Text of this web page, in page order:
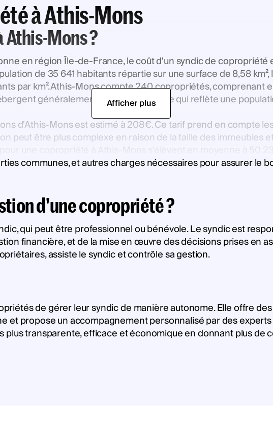
à Athis-Mons
Athis-Mons ?
en région Île-de-France, le coût d'un syndic de copropriété
de 35 641 habitants répartie sur une surface de 8,58 km²,
par km². Athis-Mons compte 240 copropriétés, comprenant
généralement 2,5 personnes, ce qui reflète une
d'Athis-Mons est estimé à 208€. Ce tarif prend en compte
peut être plus complexe en raison de la taille des immeubles
communes, et autres charges nécessaires pour assurer le
d'une copropriété ?
qui peut être professionnel ou bénévole. Le syndic est
financière, et de la mise en œuvre des décisions prises en
assiste le syndic et contrôle sa gestion.
de gérer leur syndic de manière autonome. Elle offre
et propose un accompagnement personnalisé par des
transparente, efficace et économique en donnant plus de
Afficher plus